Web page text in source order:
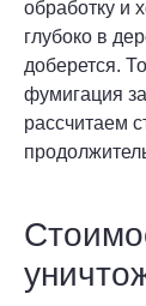
обработку и
глубоко в
доберется.
фумигация
рассчитаем